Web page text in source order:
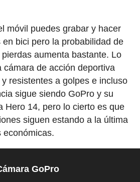
móvil puedes grabar y hacer
bici pero la probabilidad de
aumenta bastante. Lo
cámara de acción deportiva
resistentes a golpes e incluso
sigue siendo GoPro y su
Hero 14, pero lo cierto es que
siguen estando a la última
económicas.
GoPro